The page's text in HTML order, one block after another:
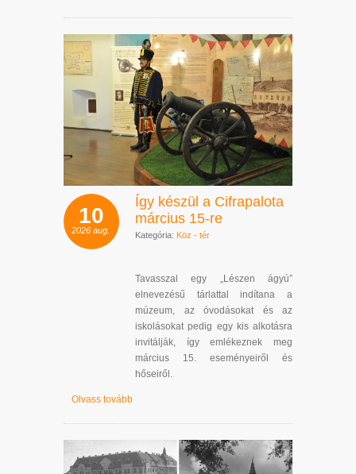
10
2026 aug.
Így készül a Cifrapalota
március 15-re
Kategória: Köz - tér
Tavasszal egy „Lészen ágyú”
elnevezésű tárlattal indítana a
múzeum, az óvodásokat és az
iskolásokat pedig egy kis alkotásra
invitálják, így emlékeznek meg
március 15. eseményeiről és
hőseiről.
Olvass tovább